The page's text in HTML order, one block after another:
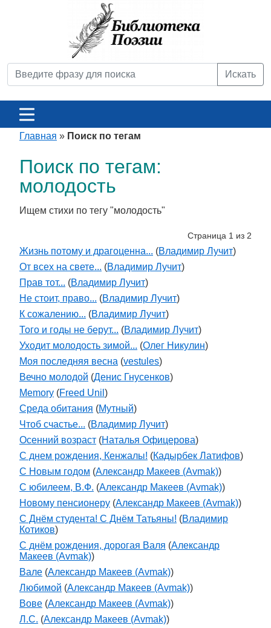
Искать
Главная » Поиск по тегам
Поиск по тегам:
молодость
Ищем стихи по тегу "молодость"
Страница 1 из 2
Жизнь потому и драгоценна... (Владимир Лучит)
От всех на свете... (Владимир Лучит)
Прав тот... (Владимир Лучит)
Не стоит, право... (Владимир Лучит)
К сожалению... (Владимир Лучит)
Того и годы не берут... (Владимир Лучит)
Уходит молодость зимой... (Олег Никулин)
Моя последняя весна (vestules)
Вечно молодой (Денис Гнусенков)
Memory (Freed Unil )
Среда обитания (Мутный)
Чтоб счастье... (Владимир Лучит)
Осенний возраст (Наталья Офицерова)
С днем рождения, Кенжалы! (Кадырбек Латифов)
С Новым годом (Александр Макеев (Avmak))
С юбилеем, В.Ф. (Александр Макеев (Avmak))
Новому пенсионеру (Александр Макеев (Avmak))
С Днём студента! С Днём Татьяны! (Владимир
Котиков)
С днём рождения, дорогая Валя (Александр
Макеев (Avmak))
Вале (Александр Макеев (Avmak))
Любимой (Александр Макеев (Avmak))
Вове (Александр Макеев (Avmak))
Л.С. (Александр Макеев (Avmak))